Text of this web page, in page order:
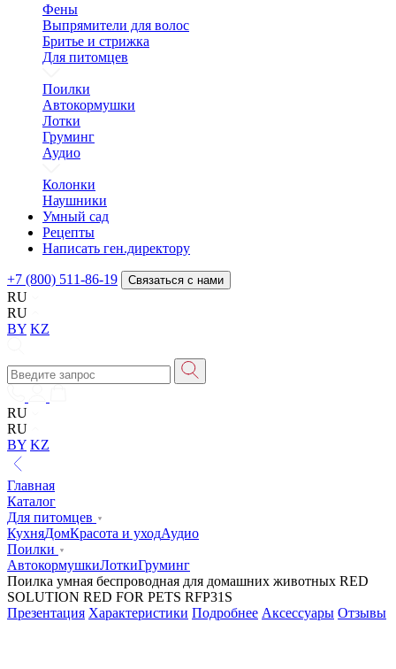
Фены
Выпрямители для волос
Бритье и стрижка
Для питомцев
Поилки
Автокормушки
Лотки
Груминг
Аудио
Колонки
Наушники
Умный сад
Рецепты
Написать ген.директору
+7 (800) 511-86-19 Связаться с нами
RU
RU
BY KZ
RU
RU
BY KZ
Главная
Каталог
Для питомцев
КухняДомКрасота и уходАудио
Поилки
АвтокормушкиЛоткиГруминг
Поилка умная беспроводная для домашних животных RED
SOLUTION RED FOR PETS RFP31S
Презентация Характеристики Подробнее Аксессуары Отзывы